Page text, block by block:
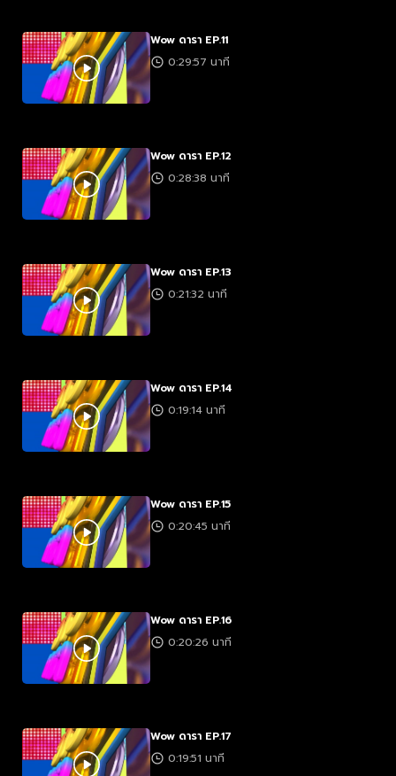
Wow ดารา EP.11
0:29:57 นาที
Wow ดารา EP.12
0:28:38 นาที
Wow ดารา EP.13
0:21:32 นาที
Wow ดารา EP.14
0:19:14 นาที
Wow ดารา EP.15
0:20:45 นาที
Wow ดารา EP.16
0:20:26 นาที
Wow ดารา EP.17
0:19:51 นาที